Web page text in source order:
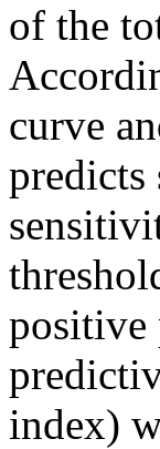
of the
curve
predicts
positive
index)